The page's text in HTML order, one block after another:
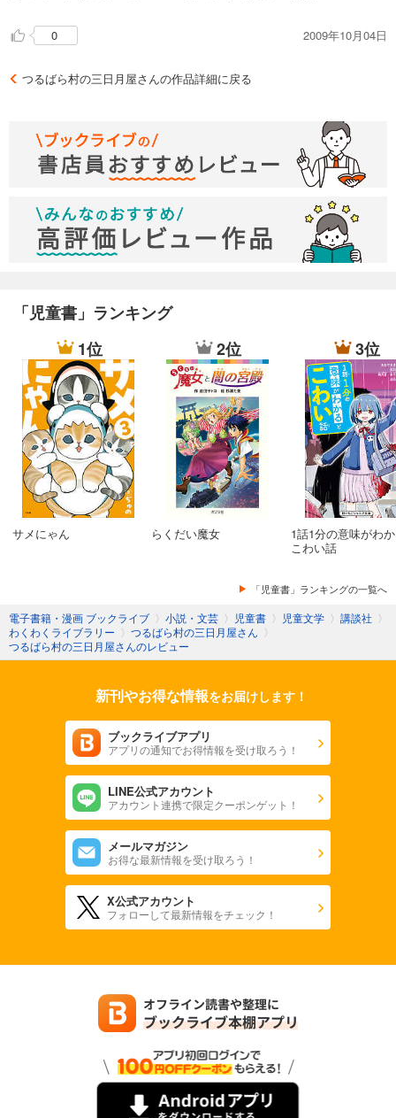
0 2009年10月04日
つるばら村の三日月屋さんの作品詳細に戻る
「児童書」ランキング
1位
サメにゃん
2位
らくだい魔女
3位
1話1分の意味がわ
こわい話
「児童書」ランキングの一覧へ
電子書籍・漫画 ブックライブ 〉 小説・文芸 〉 児童書 〉 児童文学 〉 講談社 〉
わくわくライブラリー 〉 つるばら村の三日月屋さん 〉
つるばら村の三日月屋さんのレビュー
新刊やお得な情報をお届けします！
ブックライブアプリ
アプリの通知でお得情報を受け取ろう！
LINE公式アカウント
アカウント連携で限定クーポンゲット！
メールマガジン
お得な最新情報を受け取ろう！
X公式アカウント
フォローして最新情報をチェック！